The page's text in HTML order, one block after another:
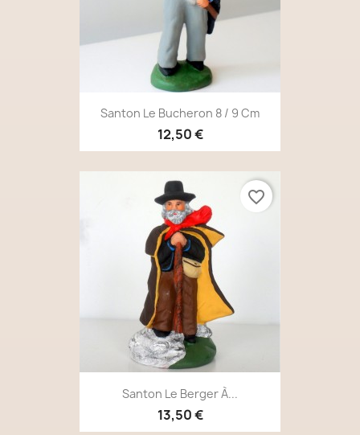
Santon Le Bucheron 8 / 9 Cm
12,50 €
Santon Le Berger À...
13,50 €
favorite_border